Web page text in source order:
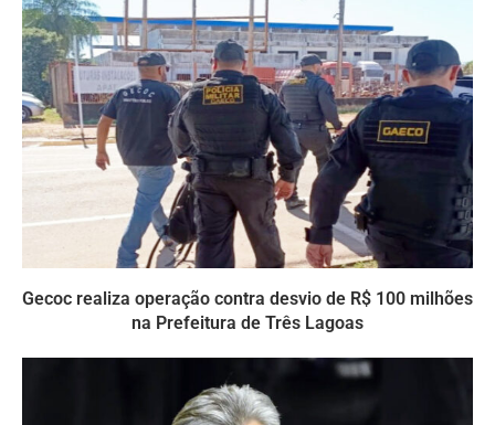
Gecoc realiza operação contra desvio de R$ 100 milhões
na Prefeitura de Três Lagoas